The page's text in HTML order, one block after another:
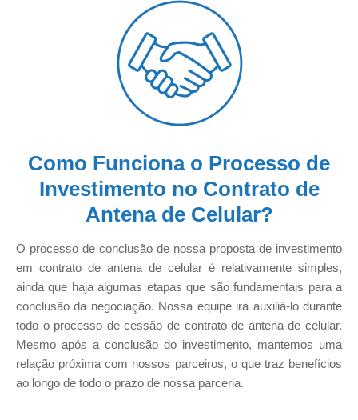
Como Funciona o Processo de
Investimento no Contrato de
Antena de Celular?
O processo de conclusão de nossa proposta de investimento
em contrato de antena de celular é relativamente simples,
ainda que haja algumas etapas que são fundamentais para a
conclusão da negociação. Nossa equipe irá auxiliá-lo durante
todo o processo de cessão de contrato de antena de celular.
Mesmo após a conclusão do investimento, mantemos uma
relação próxima com nossos parceiros, o que traz benefícios
ao longo de todo o prazo de nossa parceria.